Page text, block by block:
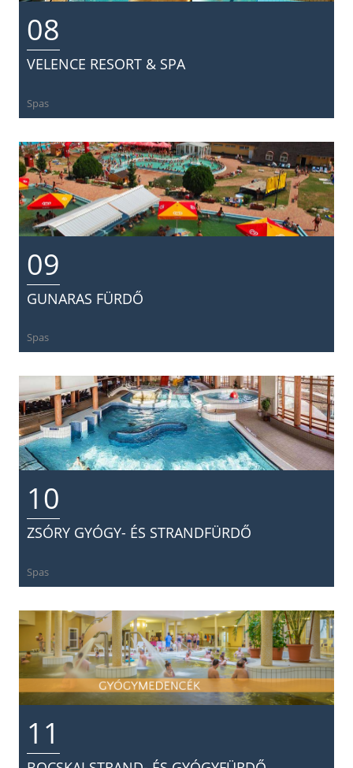
08
VELENCE RESORT & SPA
Spas
09
GUNARAS FÜRDŐ
Spas
10
ZSÓRY GYÓGY- ÉS STRANDFÜRDŐ
Spas
11